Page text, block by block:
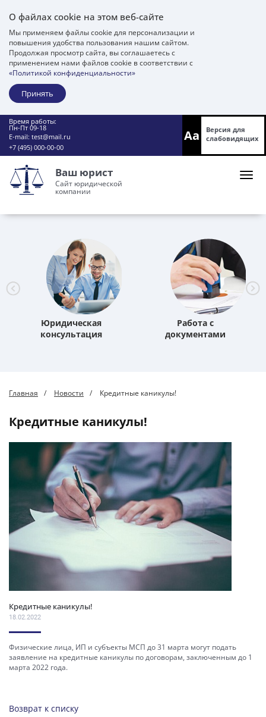
О файлах cookie на этом веб-сайте
Мы применяем файлы cookie для персонализации и
повышения удобства пользования нашим сайтом.
Продолжая просмотр сайта, вы соглашаетесь с
применением нами файлов cookie в соответствии с
«Политикой конфиденциальности»
Принять
Время работы:
Пн-Пт 09-18
E-mail: test@mail.ru
+7 (495) 000-00-00
Aa
Версия для
слабовидящих
Ваш юрист
Сайт юридической
компании
Юридическая
консультация
Работа с
документами
Главная Новости Кредитные каникулы!
Кредитные каникулы!
Кредитные каникулы!
18.02.2022
Физические лица, ИП и субъекты МСП до 31 марта могут подать
заявление на кредитные каникулы по договорам, заключенным до 1
марта 2022 года.
Возврат к списку